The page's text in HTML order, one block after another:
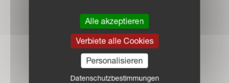
Alle akzeptieren
Verbiete alle Cookies
Personalisieren
Datenschutzbestimmungen